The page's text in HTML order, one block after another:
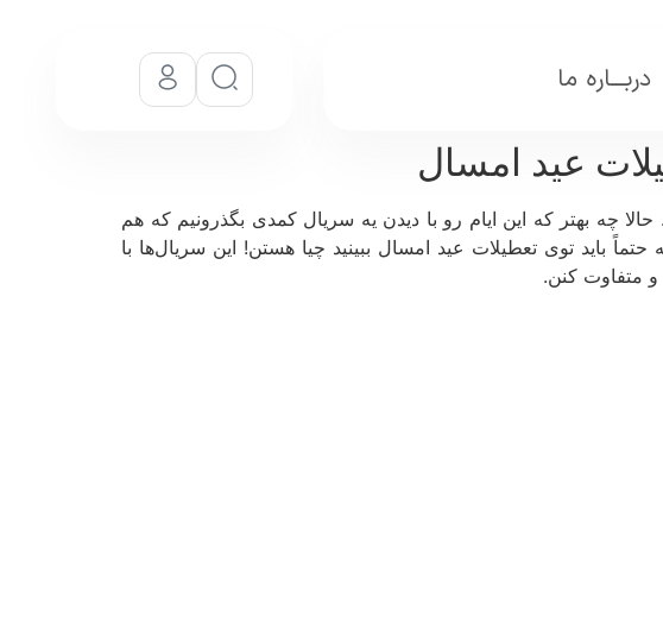
دربـــاره ما
بهتر که این ایام رو با دیدن یه سریال کمدی بگذرونیم که هم
حتماً باید توی تعطیلات عید امسال ببینید چیا هستن! این سریال‌ها با
متفاوت کنن.